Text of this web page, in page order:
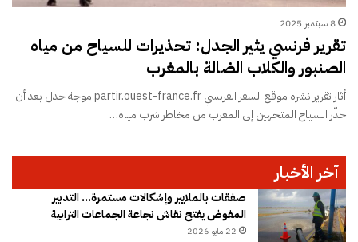
8 سبتمبر 2025
تقرير فرنسي يثير الجدل: تحذيرات للسياح من مياه
الصنبور والكلاب الضالة بالمغرب
أثار تقرير نشره موقع السفر الفرنسي partir.ouest-france.fr موجة جدل بعد أن
حذّر السياح المتجهين إلى المغرب من مخاطر شرب مياه…
آخر الأخبار
صفقات بالملايير وإشكالات مستمرة… التدبير
المفوض يفتح نقاش نجاعة الجماعات الترابية
22 مايو 2026